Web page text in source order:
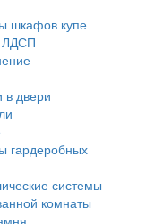
шкафов купе
ЛДСП
в двери
гардеробных
системы
комнаты